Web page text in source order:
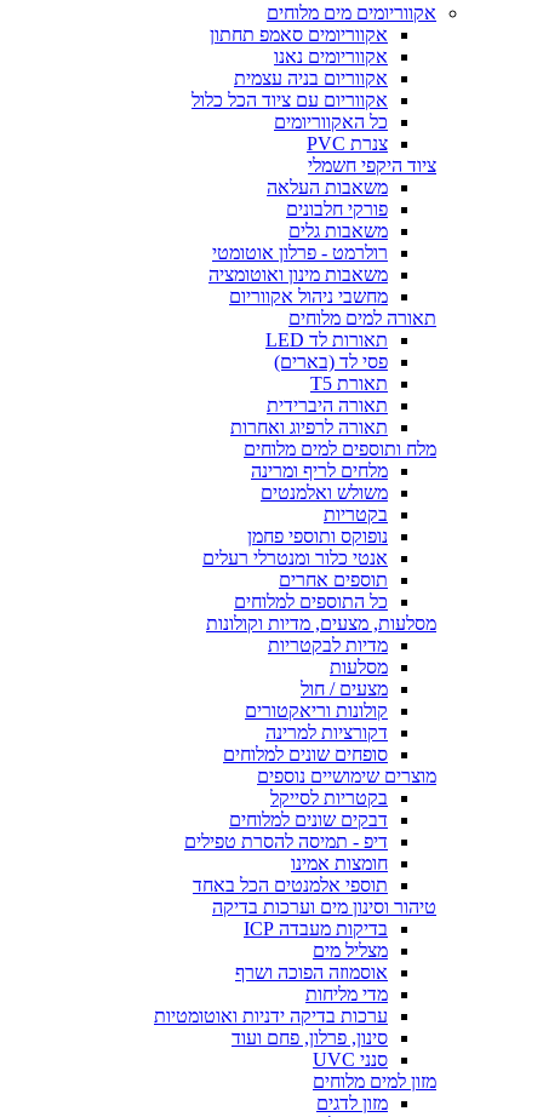
אקווריומים מים מלוחים
אקווריומים סאמפ תחתון
אקווריומים נאנו
אקווריום בניה עצמית
אקווריום עם ציוד הכל כלול
כל האקווריומים
צנרת PVC
ציוד היקפי חשמלי
משאבות העלאה
פורקי חלבונים
משאבות גלים
רולרמט - פרלון אוטומטי
משאבות מינון ואוטומציה
מחשבי ניהול אקווריום
תאורה למים מלוחים
תאורות לד LED
פסי לד (בארים)
תאורת T5
תאורה היברידית
תאורה לרפיוג ואחרות
מלח ותוספים למים מלוחים
מלחים לריף ומרינה
משולש ואלמנטים
בקטריות
נופוקס ותוספי פחמן
אנטי כלור ומנטרלי רעלים
תוספים אחרים
כל התוספים למלוחים
מסלעות, מצעים, מדיות וקולונות
מדיות לבקטריות
מסלעות
מצעים / חול
קולונות וריאקטורים
דקורציות למרינה
סופחים שונים למלוחים
מוצרים שימושיים נוספים
בקטריות לסייקל
דבקים שונים למלוחים
דיפ - תמיסה להסרת טפילים
חומצות אמינו
תוספי אלמנטים הכל באחד
טיהור וסינון מים וערכות בדיקה
בדיקות מעבדה ICP
מצליל מים
אוסמוזה הפוכה ושרף
מדי מליחות
ערכות בדיקה ידניות ואוטומטיות
סינון, פרלון, פחם ועוד
סנני UVC
מזון למים מלוחים
מזון לדגים